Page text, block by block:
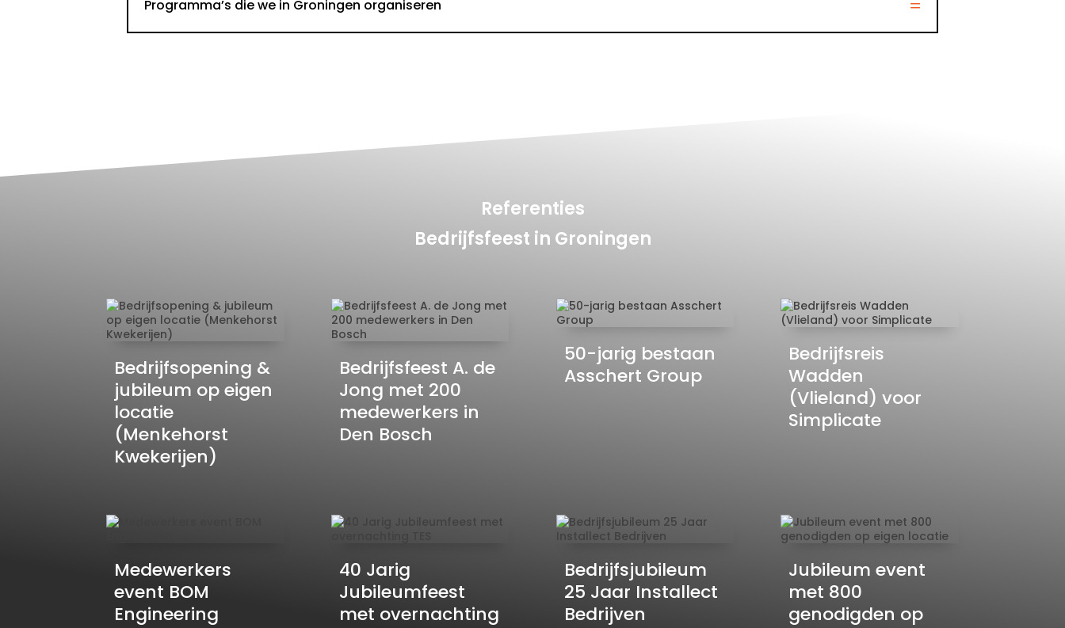
Programma’s die we in Groningen organiseren
Referenties
Bedrijfsfeest in Groningen
Bedrijfsopening &
jubileum op eigen
locatie
(Menkehorst
Kwekerijen)
Bedrijfsfeest A. de
Jong met 200
medewerkers in
Den Bosch
50-jarig bestaan
Asschert Group
Bedrijfsreis
Wadden
(Vlieland) voor
Simplicate
Medewerkers
event BOM
Engineering
40 Jarig
Jubileumfeest
met overnachting
Bedrijfsjubileum
25 Jaar Installect
Bedrijven
Jubileum event
met 800
genodigden op